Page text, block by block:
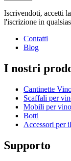
Iscrivendoti, accetti
l'iscrizione in
Contatti
Blog
I nostri
Cantinette
Scaffali per
Mobili per vino
Botti
Accessori per
Supporto